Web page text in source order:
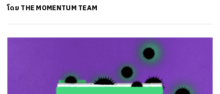
โดย THE MOMENTUM TEAM